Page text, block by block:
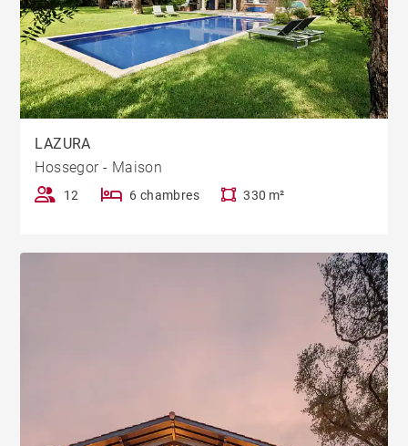
LAZURA
Hossegor - Maison
12 6 chambres 330 m²